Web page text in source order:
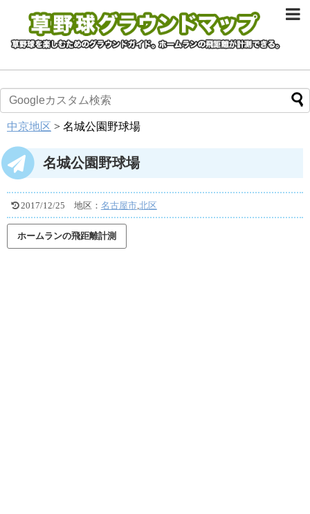
中京地区 > 名城公園野球場
名城公園野球場
2017/12/25 地区： 名古屋市,北区